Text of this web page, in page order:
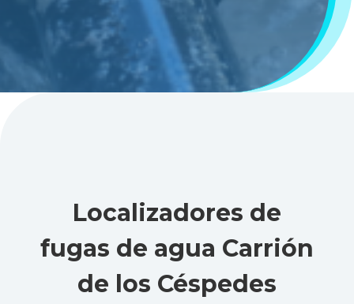
Localizadores de
fugas de agua Carrión
de los Céspedes